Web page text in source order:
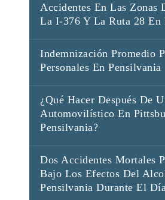
Accidentes En Las Zonas
La I-376 Y La Ruta 28 En
Indemnización Promedio
Personales En Pensilvania
¿Qué Hacer Después De
Automovilístico En
Pensilvania?
Dos Accidentes Mortales
Bajo Los Efectos Del
Pensilvania Durante El